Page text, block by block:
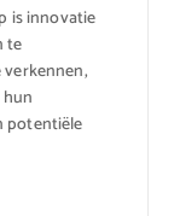
is innovatie
te
potentiële